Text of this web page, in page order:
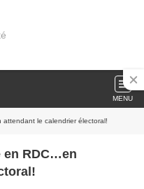
MENU
le calendrier électoral!
en RDC…en